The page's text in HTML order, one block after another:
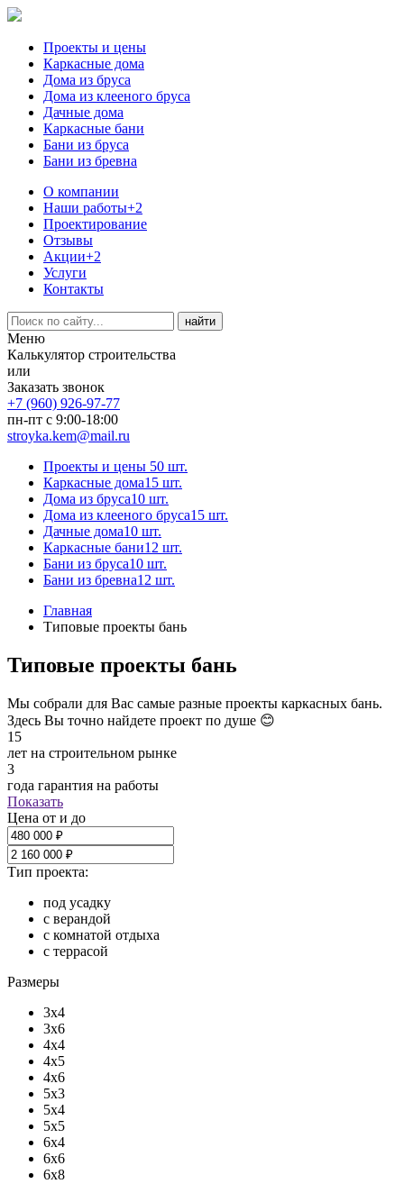
Проекты и цены
Каркасные дома
Дома из бруса
Дома из клееного бруса
Дачные дома
Каркасные бани
Бани из бруса
Бани из бревна
О компании
Наши работы+2
Проектирование
Отзывы
Акции+2
Услуги
Контакты
Меню
Калькулятор строительства
или
Заказать звонок
+7 (960) 926-97-77
пн-пт с 9:00-18:00
stroyka.kem@mail.ru
Проекты и цены 50 шт.
Каркасные дома15 шт.
Дома из бруса10 шт.
Дома из клееного бруса15 шт.
Дачные дома10 шт.
Каркасные бани12 шт.
Бани из бруса10 шт.
Бани из бревна12 шт.
Главная
Типовые проекты бань
Типовые проекты бань
Мы собрали для Вас самые разные проекты каркасных бань.
Здесь Вы точно найдете проект по душе 😊
15
лет на строительном рынке
3
года гарантия на работы
Показать
Цена от и до
Тип проекта:
под усадку
с верандой
с комнатой отдыха
с террасой
Размеры
3x4
3x6
4x4
4x5
4x6
5x3
5x4
5x5
6x4
6x6
6x8